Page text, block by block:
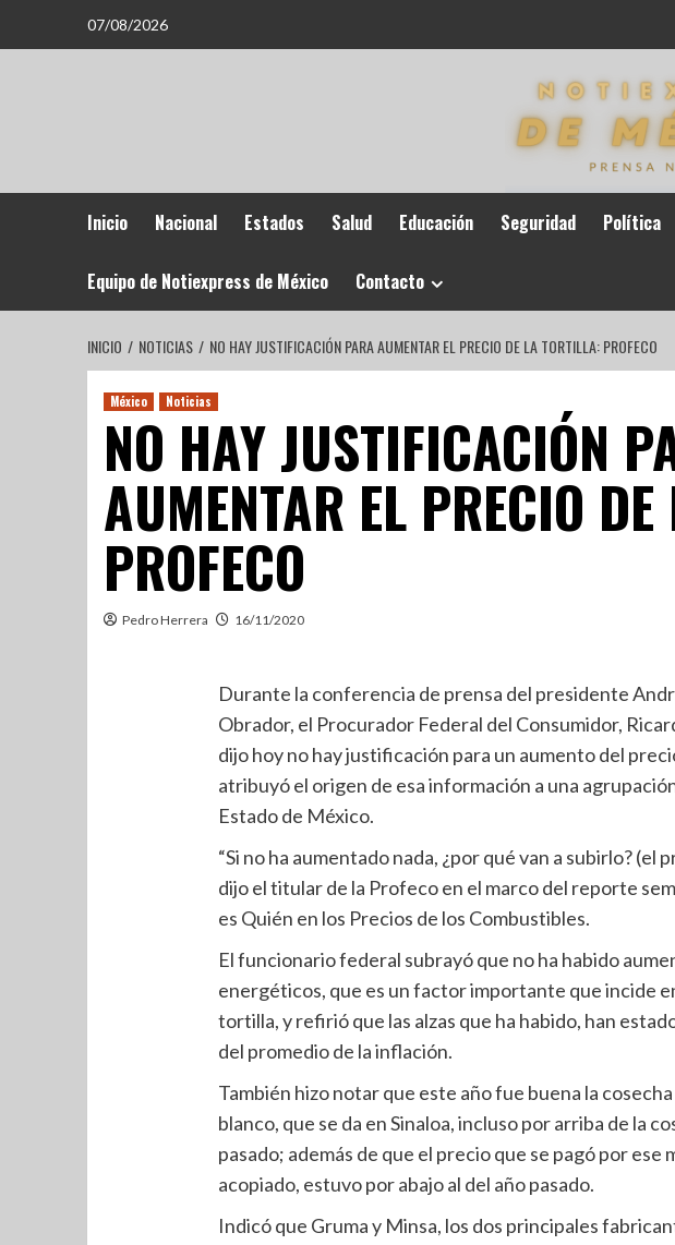
07/08/2026
Inicio Nacional Estados Salud Educación Seguridad Política
Equipo de Notiexpress de México Contacto
INICIO NOTICIAS NO HAY JUSTIFICACIÓN PARA AUMENTAR EL PRECIO DE LA TORTILLA: PROFECO
México Noticias
NO HAY JUSTIFICACIÓN
AUMENTAR EL PRECIO
PROFECO
Pedro Herrera 16/11/2020
Durante la conferencia de prensa del presidente
Obrador, el Procurador Federal del Consumidor,
dijo hoy no hay justificación para un aumento del
atribuyó el origen de esa información a una
Estado de México.
“Si no ha aumentado nada, ¿por qué van a subirlo? (el
dijo el titular de la Profeco en el marco del reporte
es Quién en los Precios de los Combustibles.
El funcionario federal subrayó que no ha habido
energéticos, que es un factor importante que incide
tortilla, y refirió que las alzas que ha habido, han
del promedio de la inflación.
También hizo notar que este año fue buena la
blanco, que se da en Sinaloa, incluso por arriba de la
pasado; además de que el precio que se pagó por ese
acopiado, estuvo por abajo al del año pasado.
Indicó que Gruma y Minsa, los dos principales